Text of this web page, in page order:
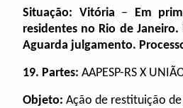
Situação: Vitória –
Em
residentes no Rio de
Aguarda julgamento.
19. Partes: AAPESP-RS X
Objeto: Ação de restituição